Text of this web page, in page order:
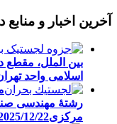
آخرین اخبار و
بین الملل، مقطع
اسلامی واحد
رشتۀ مهندسی
مرکزی12/22 - 12:36